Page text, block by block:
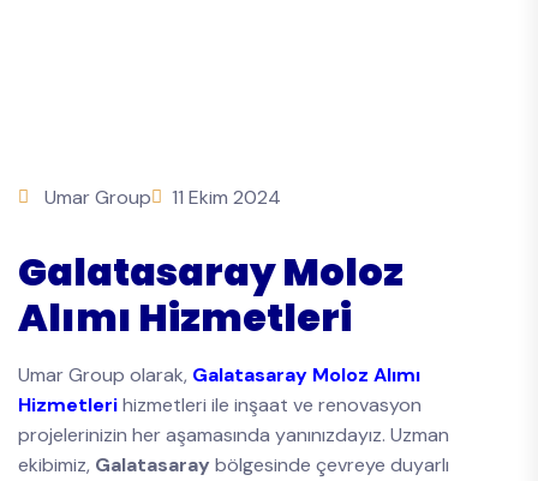
Umar Group 11 Ekim 2024
Galatasaray Moloz
Alımı Hizmetleri
Umar Group olarak, Galatasaray Moloz Alımı
Hizmetlerihizmetleri ile inşaat ve renovasyon
projelerinizin her aşamasında yanınızdayız. Uzman
ekibimiz, Galatasaray bölgesinde çevreye duyarlı